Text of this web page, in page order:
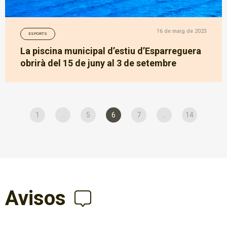
ESPORTS 16 de maig de 2023
La piscina municipal d’estiu d’Esparreguera
obrirà del 15 de juny al 3 de setembre
1 5 6 7 14
Avisos